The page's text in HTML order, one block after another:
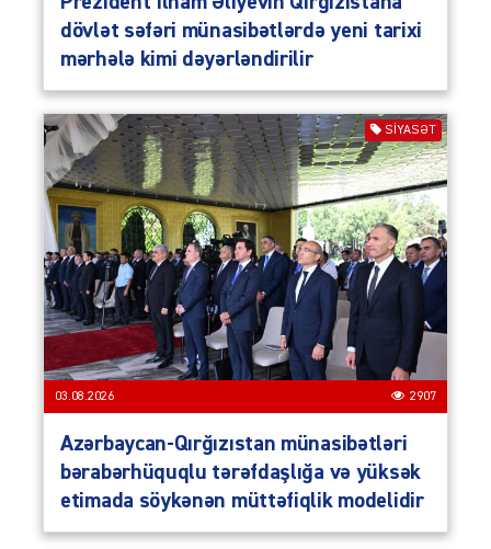
dövlət səfəri münasibətlərdə yeni tarixi
mərhələ kimi dəyərləndirilir
SIYASƏT
03.08.2026 2907
Azərbaycan-Qırğızıstan münasibətləri
bərabərhüquqlu tərəfdaşlığa və yüksək
etimada söykənən müttəfiqlik modelidir